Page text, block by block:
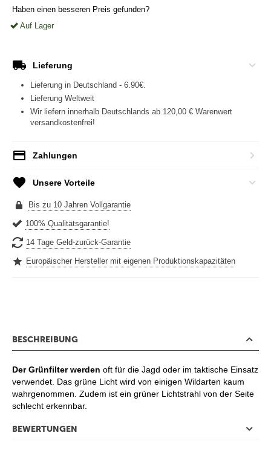
Haben einen besseren Preis gefunden?
Auf Lager
Lieferung
Lieferung in Deutschland - 6.90€.
Lieferung Weltweit
Wir liefern innerhalb Deutschlands ab 120,00 € Warenwert
versandkostenfrei!
Zahlungen
Unsere Vorteile
Bis zu 10 Jahren Vollgarantie
100% Qualitätsgarantie!
14 Tage Geld-zurück-Garantie
Europäischer Hersteller mit eigenen Produktionskapazitäten
BESCHREIBUNG
Der Grünfilter werden oft für die Jagd oder im taktische Einsatz
verwendet. Das grüne Licht wird von einigen Wildarten kaum
wahrgenommen. Zudem ist ein grüner Lichtstrahl von der Seite
schlecht erkennbar.
BEWERTUNGEN